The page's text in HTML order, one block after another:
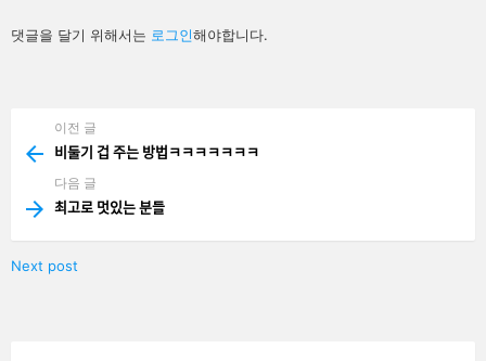
답
글
댓글을 달기 위해서는 로그인해야합니다.
more
이전 글
비둘기 겁 주는 방법ㅋㅋㅋㅋㅋㅋㅋ
다음 글
최고로 멋있는 분들
Next post